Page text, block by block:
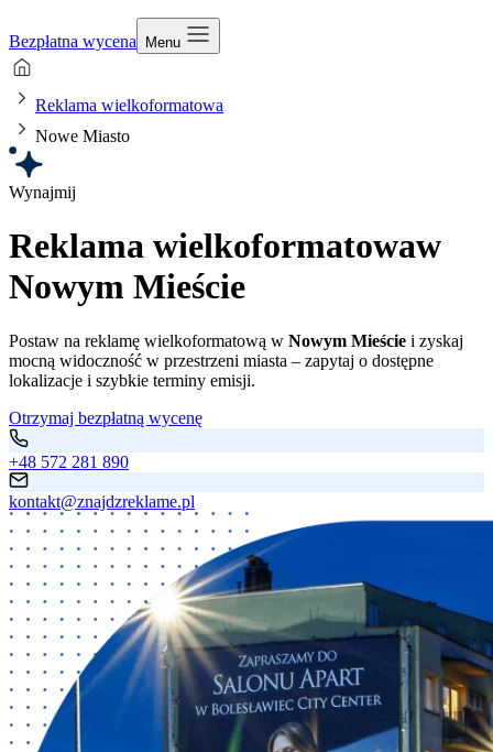
Bezpłatna wycena Menu
Reklama wielkoformatowa
Nowe Miasto
Wynajmij
Reklama wielkoformatowaw
Nowym Mieście
Postaw na reklamę wielkoformatową w Nowym Mieście i zyskaj
mocną widoczność w przestrzeni miasta – zapytaj o dostępne
lokalizacje i szybkie terminy emisji.
Otrzymaj bezpłatną wycenę
+48 572 281 890
kontakt@znajdzreklame.pl